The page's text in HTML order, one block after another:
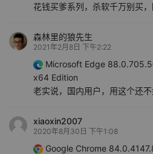
花钱买爹系列，杀软千万别买
森林里的狼先生
2021年2月8日 下午2:22
Microsoft Edge
x64 Edition
老实说，国内用户，用这个还
xiaoxin2007
2020年8月30日 下午1:08
Google Chrome